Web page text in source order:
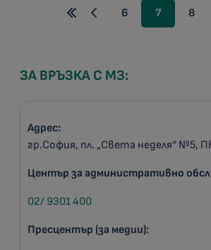
6 7 8
ЗА ВРЪЗКА С МЗ:
Адрес:
гр.София, пл. „Света неделя“ №5,
Център за административно
02/ 9301 400
Пресцентър (за медии):